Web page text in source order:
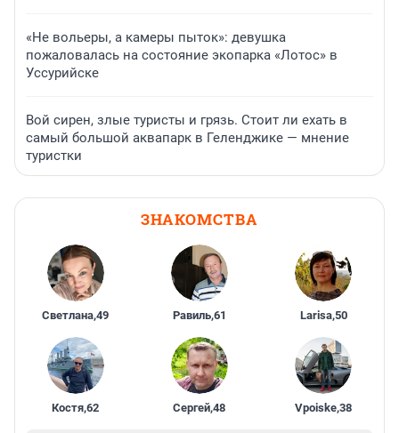
«Не вольеры, а камеры пыток»: девушка
пожаловалась на состояние экопарка «Лотос» в
Уссурийске
Вой сирен, злые туристы и грязь. Стоит ли ехать в
самый большой аквапарк в Геленджике — мнение
туристки
ЗНАКОМСТВА
Светлана,49 Равиль,61 Larisa,50
Костя,62 Сергей,48 Vpoiske,38